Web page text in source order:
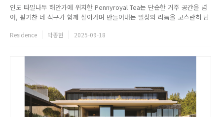
인도 타밀나두 해안가에 위치한 Pennyroyal Tea는 단순한 거주 공간을 넘
어, 활기찬 네 식구가 함께 살아가며 만들어내는 일상의 리듬을 고스란히 담
움직이고 명상을 하며 하루를 보내는 삶. 이처럼 다채로운 활동이 유기적으
Residence 박종현 2025-09-18